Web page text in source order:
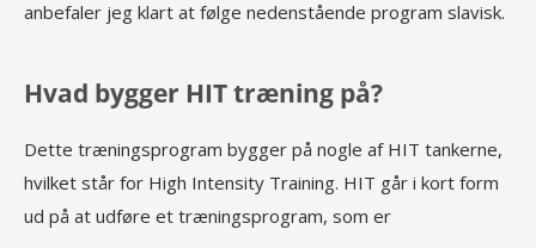
anbefaler jeg klart at følge nedenstående program slavisk.
Hvad bygger HIT træning på?
Dette træningsprogram bygger på nogle af HIT tankerne,
hvilket står for High Intensity Training. HIT går i kort form
ud på at udføre et træningsprogram, som er